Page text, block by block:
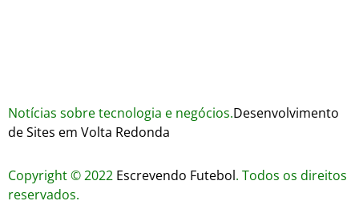
Notícias sobre tecnologia e negócios.Desenvolvimento
de Sites em Volta Redonda
Copyright © 2022 Escrevendo Futebol. Todos os direitos
reservados.